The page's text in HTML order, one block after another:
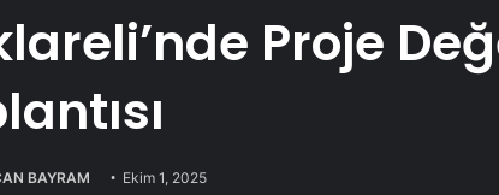
Proje
BAYRAM Ekim 1, 2025